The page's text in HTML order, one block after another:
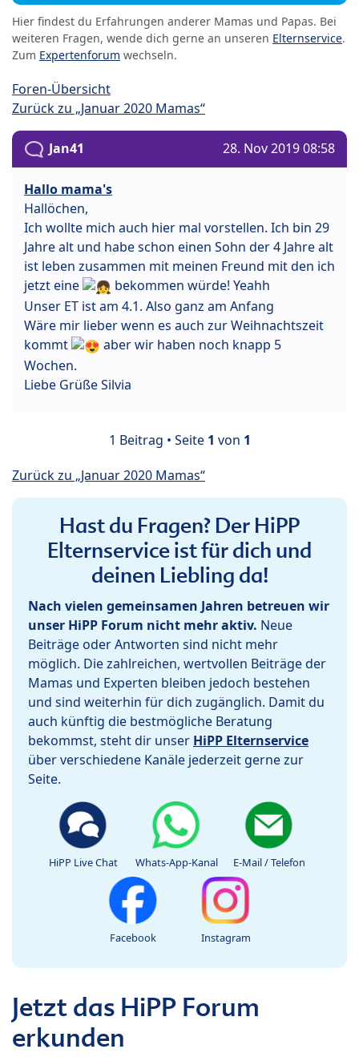
Hier findest du Erfahrungen anderer Mamas und Papas. Bei
weiteren Fragen, wende dich gerne an unseren Elternservice.
Zum Expertenforum wechseln.
Foren-Übersicht
Zurück zu „Januar 2020 Mamas“
Jan41 28. Nov 2019 08:58
Hallo mama's
Hallöchen,
Ich wollte mich auch hier mal vorstellen. Ich bin 29
Jahre alt und habe schon einen Sohn der 4 Jahre alt
ist leben zusammen mit meinen Freund mit den ich
jetzt eine
bekommen würde! Yeahh
Unser ET ist am 4.1. Also ganz am Anfang
Wäre mir lieber wenn es auch zur Weihnachtszeit
kommt
aber wir haben noch knapp 5
Wochen.
Liebe Grüße Silvia
1 Beitrag • Seite 1 von 1
Zurück zu „Januar 2020 Mamas“
Hast du Fragen? Der HiPP
Elternservice ist für dich und
deinen Liebling da!
Nach vielen gemeinsamen Jahren betreuen wir
unser HiPP Forum nicht mehr aktiv. Neue
Beiträge oder Antworten sind nicht mehr
möglich. Die zahlreichen, wertvollen Beiträge der
Mamas und Experten bleiben jedoch bestehen
und sind weiterhin für dich zugänglich. Damit du
auch künftig die bestmögliche Beratung
bekommst, steht dir unser HiPP Elternservice
über verschiedene Kanäle jederzeit gerne zur
Seite.
HiPP Live Chat Whats-App-Kanal E-Mail / Telefon
Facebook Instagram
Jetzt das HiPP Forum
erkunden